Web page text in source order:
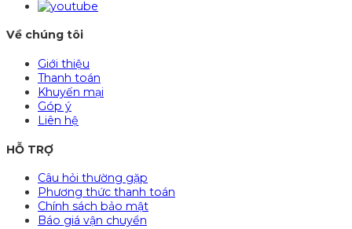
Về chúng tôi
Giới thiệu
Thanh toán
Khuyến mại
Góp ý
Liên hệ
HỖ TRỢ
Câu hỏi thường gặp
Phương thức thanh toán
Chính sách bảo mật
Báo giá vận chuyển